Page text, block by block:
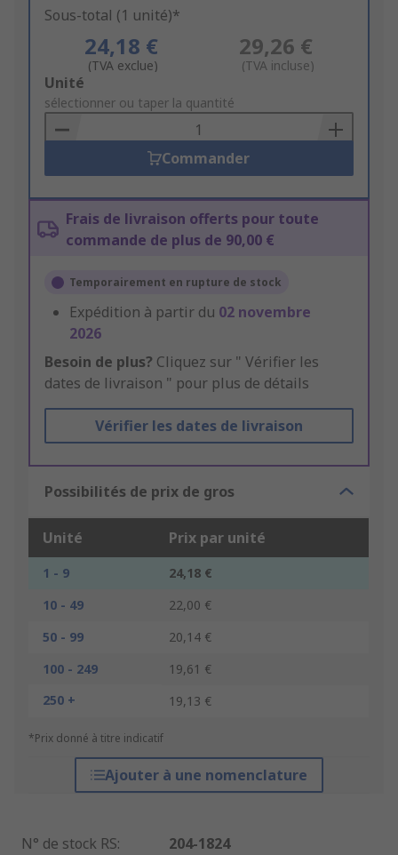
Sous-total (1 unité)*
24,18 €
(TVA exclue)
29,26 €
(TVA incluse)
Add
to
Basket
Unité
sélectionner ou taper la quantité
Commander
Frais de livraison offerts pour toute
commande de plus de 90,00 €
Temporairement en rupture de stock
Expédition à partir du 02 novembre
2026
Besoin de plus? Cliquez sur " Vérifier les
dates de livraison " pour plus de détails
Vérifier les dates de livraison
Possibilités de prix de gros
Unité Prix par unité
1 - 9
24,18 €
10 - 49
22,00 €
50 - 99
20,14 €
100 - 249
19,61 €
250 +
19,13 €
*Prix donné à titre indicatif
Ajouter à une nomenclature
N° de stock RS:
204-1824